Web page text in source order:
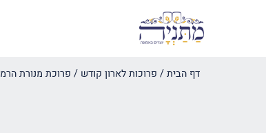
דף הבית/ פרוכות לארון קודש / פרוכת מנורת